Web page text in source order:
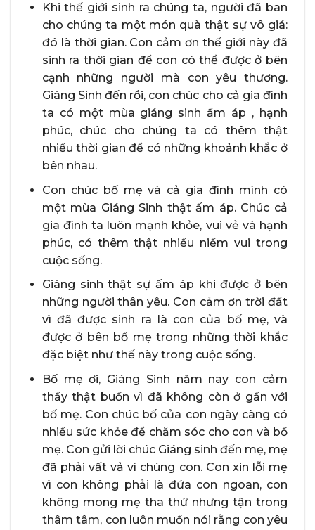
Khi thế giới sinh ra chúng ta, người đã ban
cho chúng ta một món quà thật sự vô giá:
đó là thời gian. Con cảm ơn thế giới này đã
sinh ra thời gian để con có thể được ở bên
cạnh những người mà con yêu thương.
Giáng Sinh đến rồi, con chúc cho cả gia đình
ta có một mùa giáng sinh ấm áp , hạnh
phúc, chúc cho chúng ta có thêm thật
nhiều thời gian để có những khoảnh khắc ở
bên nhau.
Con chúc bố mẹ và cả gia đình mình có
một mùa Giáng Sinh thật ấm áp. Chúc cả
gia đình ta luôn mạnh khỏe, vui vẻ và hạnh
phúc, có thêm thật nhiều niềm vui trong
cuộc sống.
Giáng sinh thật sự ấm áp khi được ở bên
những người thân yêu. Con cảm ơn trời đất
vì đã được sinh ra là con của bố mẹ, và
được ở bên bố mẹ trong những thời khắc
đặc biệt như thế này trong cuộc sống.
Bố mẹ ơi, Giáng Sinh năm nay con cảm
thấy thật buồn vì đã không còn ở gần với
bố mẹ. Con chúc bố của con ngày càng có
nhiều sức khỏe để chăm sóc cho con và bố
mẹ. Con gửi lời chúc Giáng sinh đến mẹ, mẹ
đã phải vất vả vì chúng con. Con xin lỗi mẹ
vì con không phải là đứa con ngoan, con
không mong mẹ tha thứ nhưng tận trong
thâm tâm, con luôn muốn nói rằng con yêu